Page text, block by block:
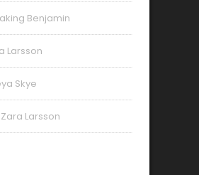
Benjamin
Larsson
Skye
Larsson